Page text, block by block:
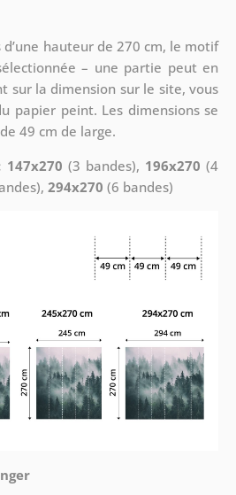
hauteur de 270 cm, le motif
– une partie peut en
sur la dimension sur le site, vous
papier peint. Les dimensions se
49 cm de large.
147x270 (3 bandes), 196x270 (4
294x270 (6 bandes)